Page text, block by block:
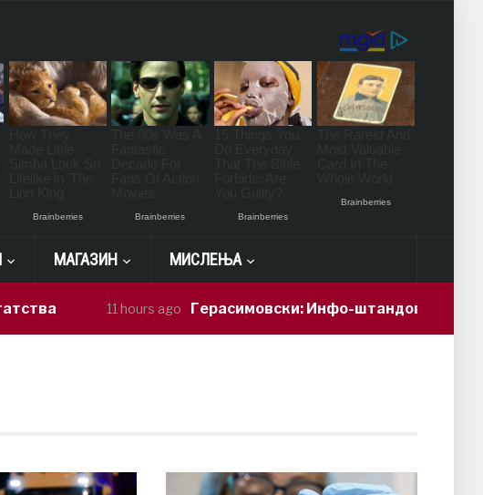
МАГАЗИН МИСЛЕЊА
11 hours ago Герасимовски: Инфо-штандови и